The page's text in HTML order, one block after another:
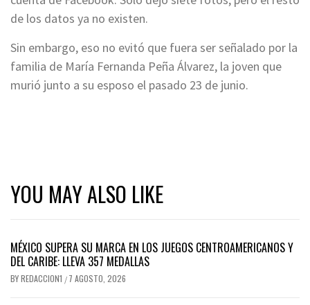
de los datos ya no existen.
Sin embargo, eso no evitó que fuera ser señalado por la
familia de María Fernanda Peña Álvarez, la joven que
murió junto a su esposo el pasado 23 de junio.
YOU MAY ALSO LIKE
MÉXICO SUPERA SU MARCA EN LOS JUEGOS CENTROAMERICANOS Y
DEL CARIBE: LLEVA 357 MEDALLAS
BYREDACCION1 / 7 AGOSTO, 2026